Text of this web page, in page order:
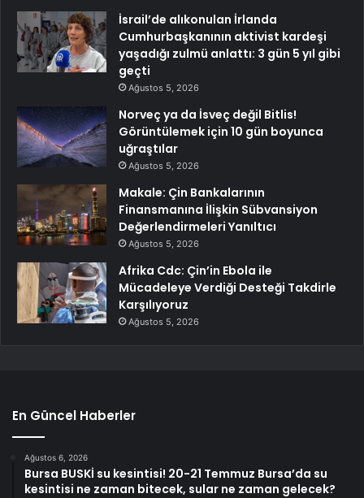
İsrail’de alıkonulan İrlanda
Cumhurbaşkanının aktivist kardeşi
yaşadığı zulmü anlattı: 3 gün 5 yıl gibi
geçti
Ağustos 5, 2026
Norveç ya da İsveç değil Bitlis!
Görüntülemek için 10 gün boyunca
uğraştılar
Ağustos 5, 2026
Makale: Çin Bankalarının
Finansmanına İlişkin Sübvansiyon
Değerlendirmeleri Yanıltıcı
Ağustos 5, 2026
Afrika Cdc: Çin’in Ebola ile
Mücadeleye Verdiği Desteği Takdirle
Karşılıyoruz
Ağustos 5, 2026
En Güncel Haberler
Ağustos 6, 2026
Bursa BUSKİ su kesintisi! 20-21 Temmuz Bursa’da su
kesintisi ne zaman bitecek, sular ne zaman gelecek?